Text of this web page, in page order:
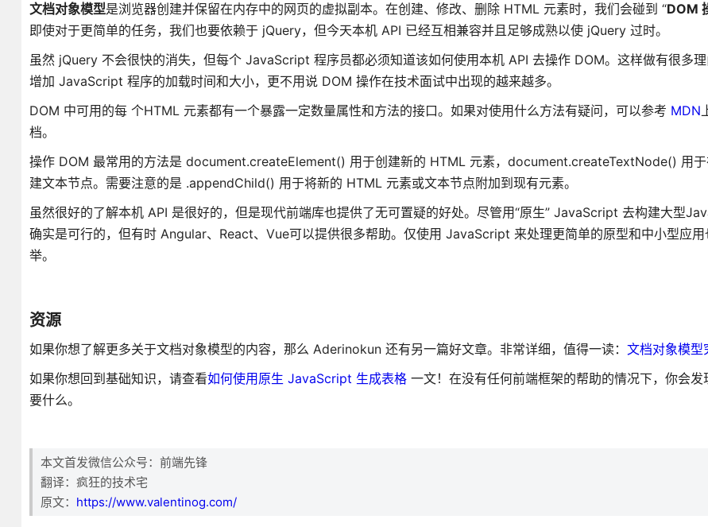
文档对象模型是浏览器创建并保留在内存中的网页的虚拟副本。在创建、修改、删除 HTML 元素时，我们会碰到 “DOM
即使对于更简单的任务，我们也要依赖于 jQuery，但今天本机 API 已经互相兼容并且足够成熟以使 jQuery 过时。
虽然 jQuery 不会很快的消失，但每个 JavaScript 程序员都必须知道该如何使用本机 API 去操作 DOM。这样做有很多
增加 JavaScript 程序的加载时间和大小，更不用说 DOM 操作在技术面试中出现的越来越多。
DOM 中可用的每 个HTML 元素都有一个暴露一定数量属性和方法的接口。如果对使用什么方法有疑问，可以参考 MDN
档。
操作 DOM 最常用的方法是 document.createElement() 用于创建新的 HTML 元素，document.createTextNode() 用于
建文本节点。需要注意的是 .appendChild() 用于将新的 HTML 元素或文本节点附加到现有元素。
虽然很好的了解本机 API 是很好的，但是现代前端库也提供了无可置疑的好处。尽管用“原生” JavaScript 去构建大型
确实是可行的，但有时 Angular、React、Vue可以提供很多帮助。仅使用 JavaScript 来处理更简单的原型和中小型应用
举。
资源
如果你想了解更多关于文档对象模型的内容，那么 Aderinokun 还有另一篇好文章。非常详细，值得一读： 文档对象模型
如果你想回到基础知识，请查看如何使用原生 JavaScript 生成表格一文！在没有任何前端框架的帮助的情况下，你会发
要什么。
本文首发微信公众号：前端先锋
翻译：疯狂的技术宅
原文： https://www.valentinog.com/